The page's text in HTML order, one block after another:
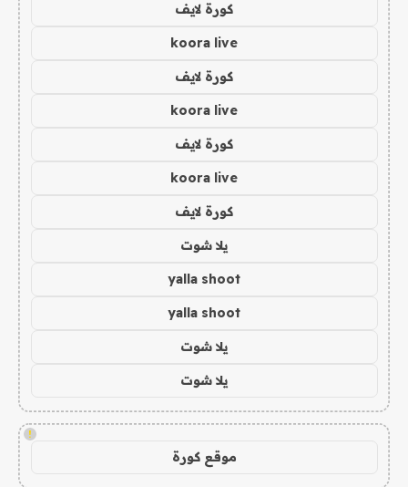
كورة لايف
koora live
كورة لايف
koora live
كورة لايف
koora live
كورة لايف
يلا شوت
yalla shoot
yalla shoot
يلا شوت
يلا شوت
!
موقع كورة